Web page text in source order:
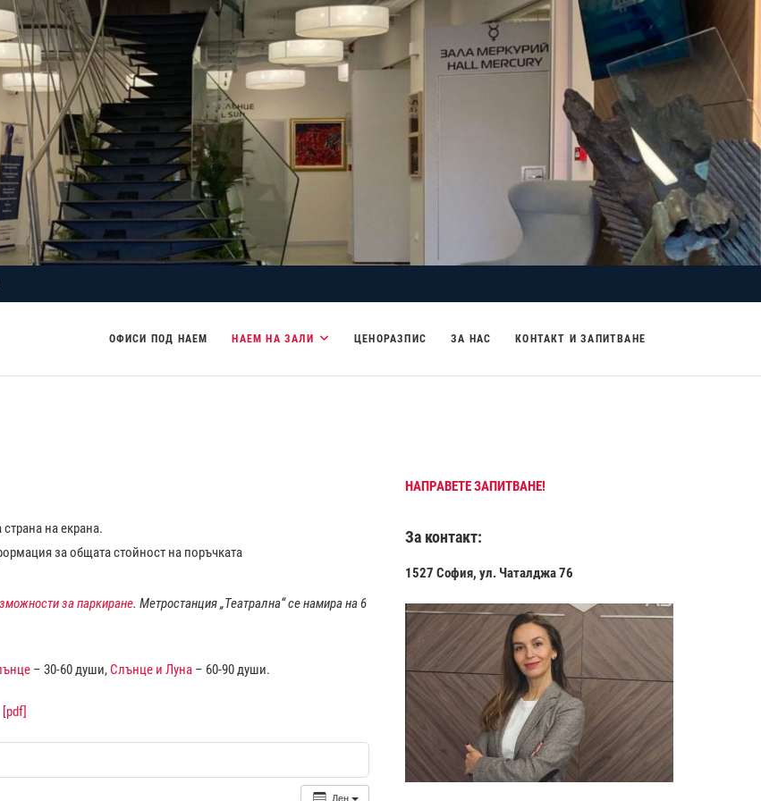
ОФИСИ ПОД НАЕМ НАЕМ НА ЗАЛИ ЦЕНОРАЗПИС ЗА НАС КОНТАКТ И ЗАПИТВАНЕ
на екрана.
за общата стойност на поръчката
за паркиране. Метростанция „Театрална“ се намира на 6
– 30-60 души, Слънце и Луна – 60-90 души.
[pdf]
Ден
НАПРАВЕТЕ ЗАПИТВАНЕ!
За контакт:
1527 София, ул. Чаталджа 76